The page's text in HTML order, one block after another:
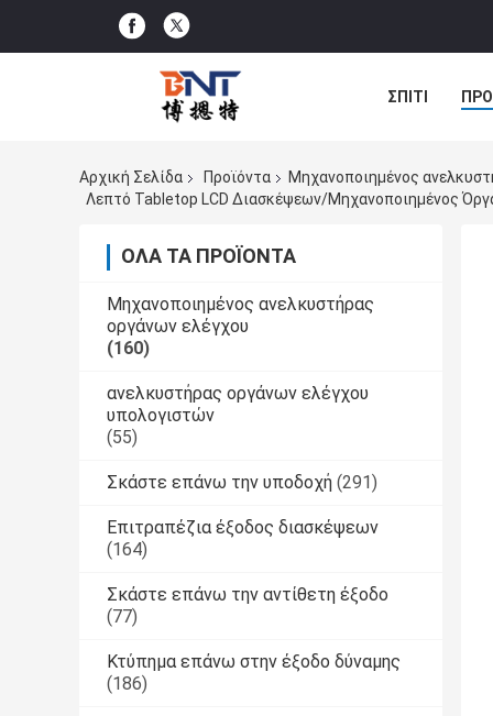
ΣΠΊΤΙ
Αρχική Σελίδα
Προϊόντα
Μηχανοποιημένος
Λεπτό Tabletop LCD Διασκέψεων/μηχανοποιημένος
ΌΛΑ ΤΑ ΠΡΟΪΌΝΤΑ
Μηχανοποιημένος ανελκυστήρας
οργάνων ελέγχου
(160)
ανελκυστήρας οργάνων ελέγχου
υπολογιστών
(55)
Σκάστε επάνω την υποδοχή (291)
Επιτραπέζια έξοδος διασκέψεων
(164)
Σκάστε επάνω την αντίθετη έξοδο
(77)
Κτύπημα επάνω στην έξοδο δύναμης
(186)